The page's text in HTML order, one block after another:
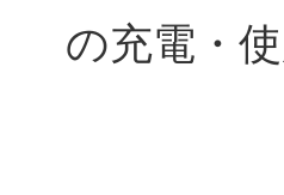
の充電・